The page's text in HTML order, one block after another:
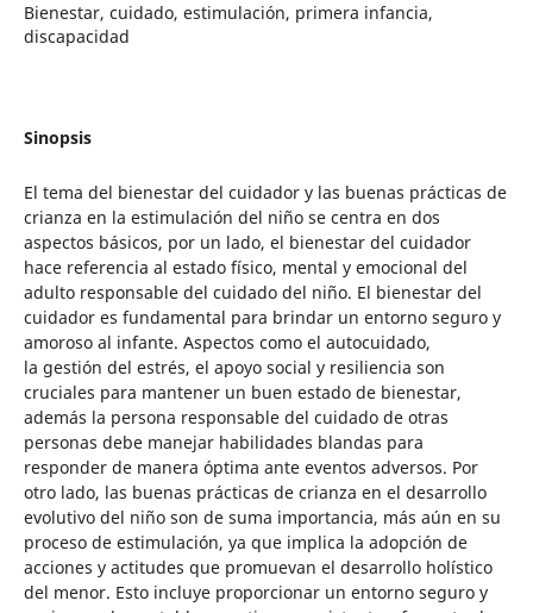
Bienestar, cuidado, estimulación, primera infancia,
discapacidad
Sinopsis
El tema del bienestar del cuidador y las buenas prácticas de
crianza en la estimulación del niño se centra en dos
aspectos básicos, por un lado, el bienestar del cuidador
hace referencia al estado físico, mental y emocional del
adulto responsable del cuidado del niño. El bienestar del
cuidador es fundamental para brindar un entorno seguro y
amoroso al infante. Aspectos como el autocuidado,
la gestión del estrés, el apoyo social y resiliencia son
cruciales para mantener un buen estado de bienestar,
además la persona responsable del cuidado de otras
personas debe manejar habilidades blandas para
responder de manera óptima ante eventos adversos. Por
otro lado, las buenas prácticas de crianza en el desarrollo
evolutivo del niño son de suma importancia, más aún en su
proceso de estimulación, ya que implica la adopción de
acciones y actitudes que promuevan el desarrollo holístico
del menor. Esto incluye proporcionar un entorno seguro y